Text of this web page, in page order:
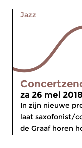
Jazz
za 26 mei
In zijn nieuwe
laat saxofonist/
de Graaf horen